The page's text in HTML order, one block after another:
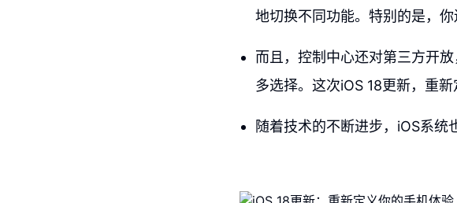
地切换不同功能。特别的是，
而且，控制中心还对第三方开
多选择。这次iOS 18更新，重
随着技术的不断进步，iOS系统